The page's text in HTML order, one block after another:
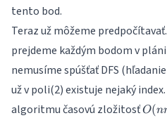
tento bod.
Teraz už môžeme
prejdeme každým bodom v
nemusíme spúšťať DFS
už v poli(2) existuje nejaký
algoritmu časovú zložitosťO(